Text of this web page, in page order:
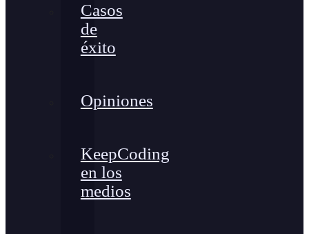
Casos
de
éxito
Opiniones
KeepCoding
en los
medios